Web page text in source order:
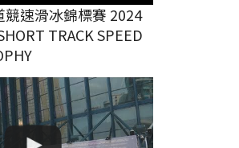
競速滑冰錦標賽 2024
TRACK SPEED